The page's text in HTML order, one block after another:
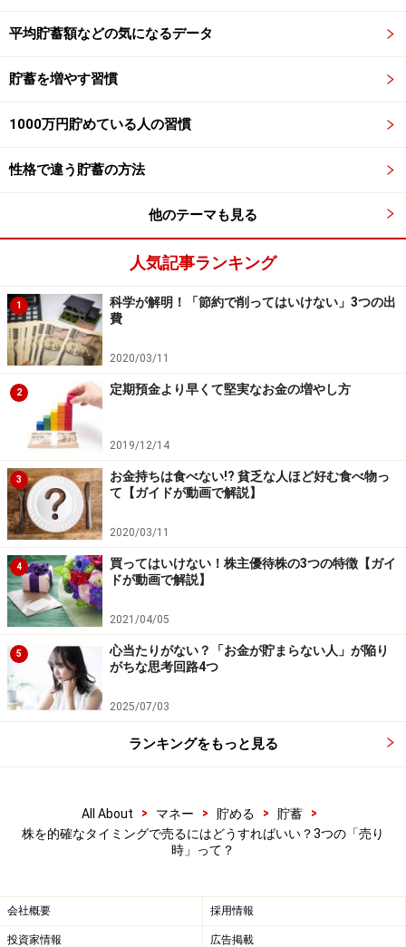
売り時①「資産全体で見て株式の比率が高
すぎる」
1つ目の売り時が「資産全体で見て株式の比率が高すぎ
る」ケースです。
株式市場が好調だと、だいたいどんな株を持っていても
値上がりします。すると、自分の持っている「全財産」
の中で、株の割合が膨らみすぎてしまう場合がありま
たとえば、全財産が1000万円で「私は全財産のうち50%
くらいは株で運用し、残りは無リスク資産（純金や国
債）にする」と決めた人がいるとしましょう。この人に
とって快適な資産配分は「株500万円、純金500万円」の
ような資産配分です。
ここで仮に、株式市況が絶好調で、株価が2倍になった
とします。この場合、この人の資産配分は「株1000万
円、純金500万円」となります。株式市場が好調で利益
が出ているので、ついつい「儲かってる株をもっと持ち
たい」という気分になりそうですが、事前に決めたルー
ルに従うのであれば株を一部売って「株750万円、純金
750万円」のようにリバランスするのが正解です。
長い歴史を振り返ってみると、株式市場は「行き過ぎて
しまう」ことが多いです。うまく行っているときほどブ
レーキを踏むことで、相場が下がったときに「株を安く
買い増すための余力」を用意しておくことができます。
日本の年金ファンド（GPIF）などは、このようにリバラ
売り時②「持ち株の株価が上がって割高に
2つ目の売り時が「持ち株の株価が上がって割高に見え
る」ときです。
平均貯蓄額などの気になるデータ
貯蓄を増やす習慣
1000万円貯めている人の習慣
性格で違う貯蓄の方法
他のテーマも見る
人気記事ランキング
1
科学が解明！「節約で削ってはいけない」3つの出
費
2020/03/11
2 定期預金より早くて堅実なお金の増やし方
2019/12/14
3
お金持ちは食べない!? 貧乏な人ほど好む食べ物っ
て【ガイドが動画で解説】
2020/03/11
4
買ってはいけない！株主優待株の3つの特徴【ガイ
ドが動画で解説】
2021/04/05
5
心当たりがない？「お金が貯まらない人」が陥り
がちな思考回路4つ
2025/07/03
ランキングをもっと見る
All About > マネー > 貯める > 貯蓄
>
株を的確なタイミングで売るにはどうすればいい？3つの「売り
時」って？
会社概要 採用情報
投資家情報 広告掲載